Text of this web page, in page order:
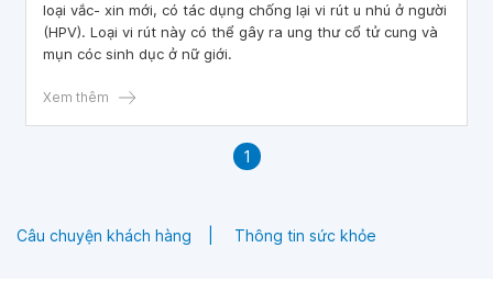
loại vắc- xin mới, có tác dụng chống lại vi rút u nhú ở người
(HPV). Loại vi rút này có thể gây ra ung thư cổ tử cung và
mụn cóc sinh dục ở nữ giới.
Xem thêm
1
Câu chuyện khách hàng Thông tin sức khỏe